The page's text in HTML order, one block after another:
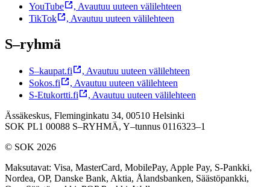
YouTube
, Avautuu uuteen välilehteen
TikTok
, Avautuu uuteen välilehteen
S–ryhmä
S–kaupat.fi , Avautuu uuteen välilehteen
Sokos.fi
, Avautuu uuteen välilehteen
S-Etukortti.fi
, Avautuu uuteen välilehteen
Ässäkeskus, Fleminginkatu 34, 00510 Helsinki
SOK PL1 00088 S–RYHMÄ, Y–tunnus 0116323–1
© SOK 2026
Maksutavat: Visa, MasterCard, MobilePay, Apple Pay, S-Pankki,
Nordea, OP, Danske Bank, Aktia, Ålandsbanken, Säästöpankki,